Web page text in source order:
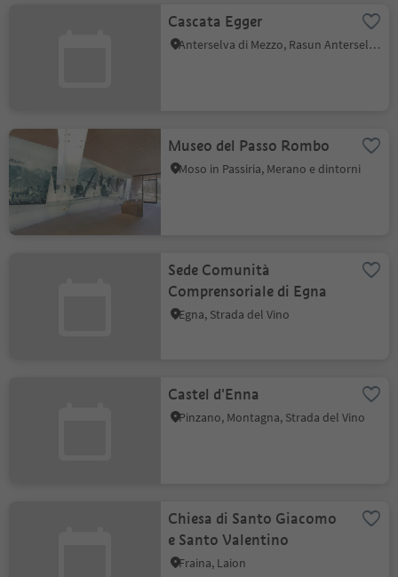
Cascata Egger
Anterselva di Mezzo, Rasun Anterselva, Regione dolomitica Plan de Corones
Museo del Passo Rombo
Moso in Passiria, Merano e dintorni
Sede Comunità
Comprensoriale di Egna
Egna, Strada del Vino
Castel d'Enna
Pinzano, Montagna, Strada del Vino
Chiesa di Santo Giacomo
e Santo Valentino
Fraina, Laion